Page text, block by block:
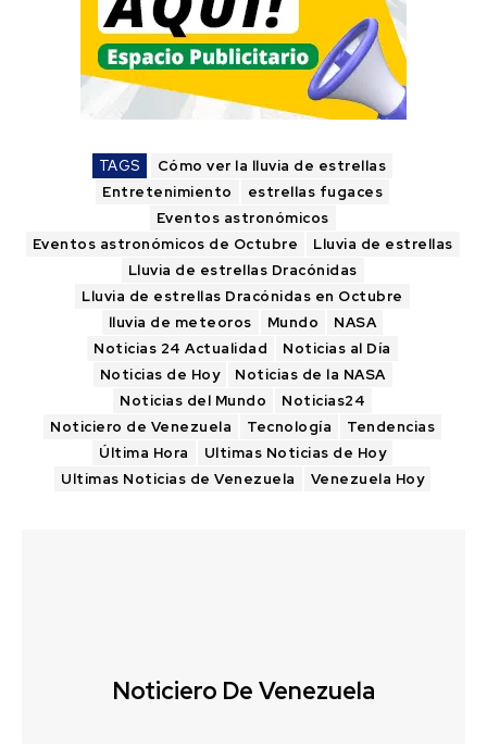
TAGS
Cómo ver la lluvia de estrellas
Entretenimiento
estrellas fugaces
Eventos astronómicos
Eventos astronómicos de Octubre
Lluvia de estrellas
Lluvia de estrellas Dracónidas
Lluvia de estrellas Dracónidas en Octubre
lluvia de meteoros
Mundo
NASA
Noticias 24 Actualidad
Noticias al Día
Noticias de Hoy
Noticias de la NASA
Noticias del Mundo
Noticias24
Noticiero de Venezuela
Tecnología
Tendencias
Última Hora
Ultimas Noticias de Hoy
Ultimas Noticias de Venezuela
Venezuela Hoy
Noticiero De Venezuela